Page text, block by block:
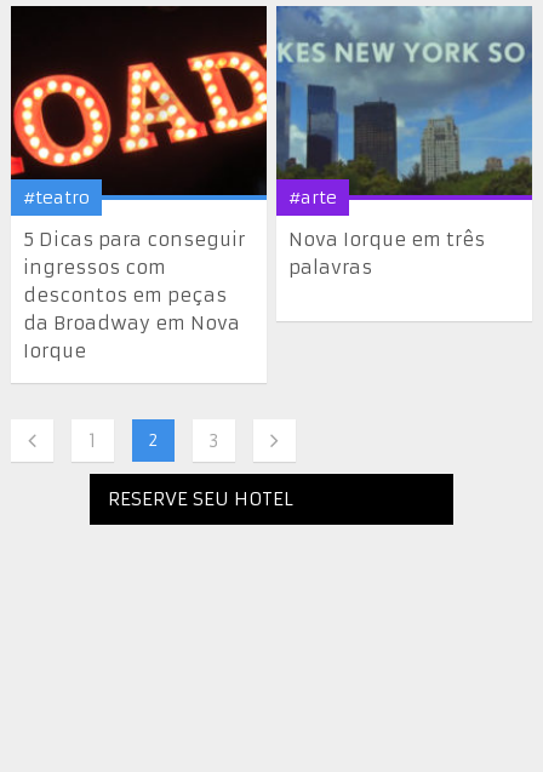
#teatro
5 Dicas para conseguir
ingressos com
descontos em peças
da Broadway em Nova
Iorque
#arte
Nova Iorque em três
palavras
1 2 3
RESERVE SEU HOTEL